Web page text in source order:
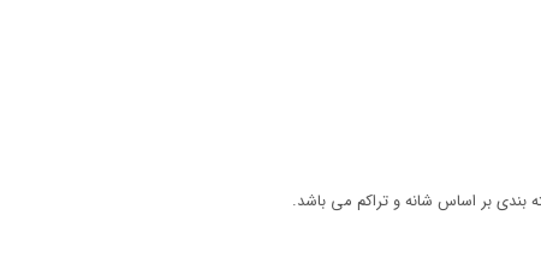
بندی بر اساس شانه و تراکم می باشد.